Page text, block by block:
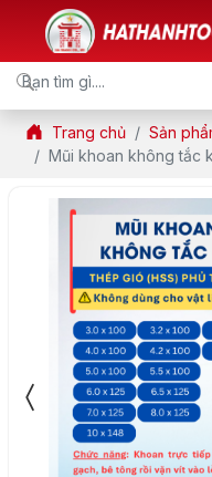
Trang chủ Sản
Mũi khoan không tắc